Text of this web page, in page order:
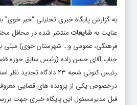
به گزارش پایگاه خبری تحلیلی “خبر خوی”
عنایت بهشایعات منتشر شده در محافل
فرهنگی، عمومی و… شهرستان خوی) مبنی
جناب آقای حسن زاده (رئیس سابق حوزه
رئیس کنونی شعبه ۲۳ دادگاه
درخصوص یکی از پرونده های قضایی
قبل مدیرمسئول این پایگاه خبری جهت